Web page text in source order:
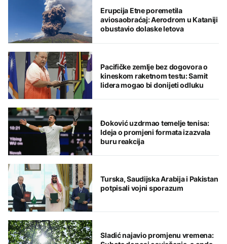
Erupcija Etne poremetila
aviosaobraćaj: Aerodrom u Kataniji
obustavio dolaske letova
Pacifičke zemlje bez dogovora o
kineskom raketnom testu: Samit
lidera mogao bi donijeti odluku
Đoković uzdrmao temelje tenisa:
Ideja o promjeni formata izazvala
buru reakcija
Turska, Saudijska Arabija i Pakistan
potpisali vojni sporazum
Sladić najavio promjenu vremena: